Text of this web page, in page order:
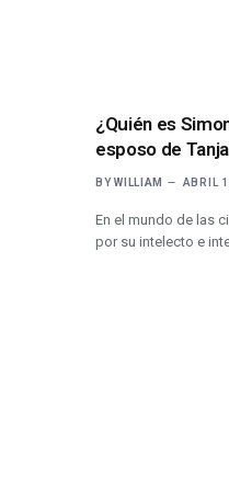
¿Quién es
esposo de
BY WILLIAM ABRIL
En el mundo de las
por su intelecto e